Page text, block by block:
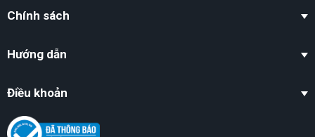
Chính sách
Hướng dẫn
Điều khoản